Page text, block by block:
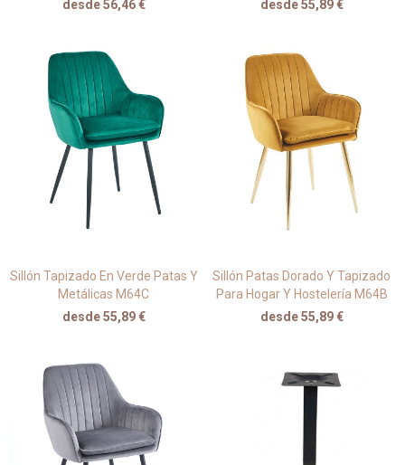
desde 56,46 € desde 55,89 €
Sillón Tapizado En Verde Patas Y
Metálicas M64C
desde 55,89 €
Sillón Patas Dorado Y Tapizado
Para Hogar Y Hostelería M64B
desde 55,89 €